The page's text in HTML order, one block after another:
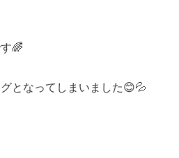
🌈
となってしまいました😊💦